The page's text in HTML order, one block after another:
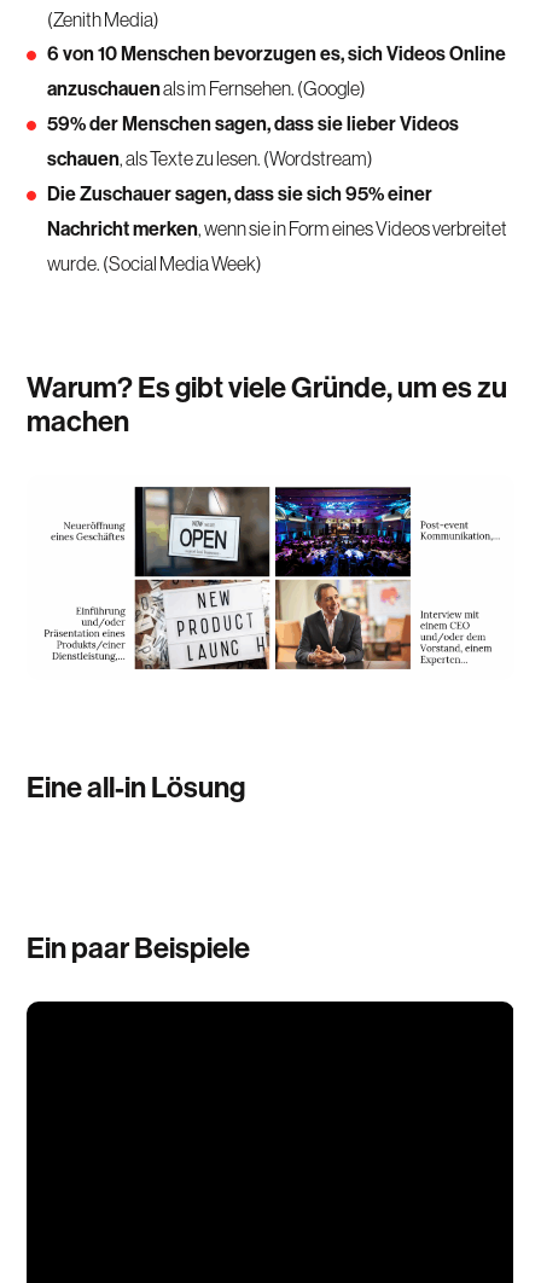
(Zenith Media)
6 von 10 Menschen bevorzugen es, sich Videos Online
anzuschauenals im Fernsehen. (Google)
59% der Menschen sagen, dass sie lieber Videos
schauen, als Texte zu lesen. (Wordstream)
Die Zuschauer sagen, dass sie sich 95% einer
Nachricht merken, wenn sie in Form eines Videos verbreitet
wurde. (Social Media Week)
Warum? Es gibt viele Gründe, um es zu
machen
Eine all-in Lösung
Ein paar Beispiele